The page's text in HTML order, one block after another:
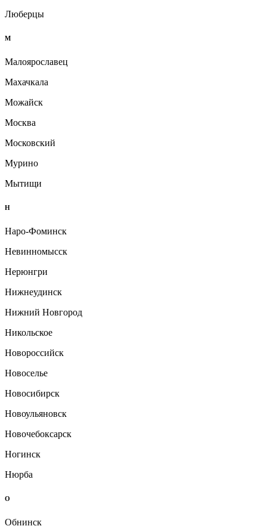
Люберцы
М
Малоярославец
Махачкала
Можайск
Москва
Московский
Мурино
Мытищи
Н
Наро-Фоминск
Невинномысск
Нерюнгри
Нижнеудинск
Нижний Новгород
Никольское
Новороссийск
Новоселье
Новосибирск
Новоульяновск
Новочебоксарск
Ногинск
Нюрба
О
Обнинск